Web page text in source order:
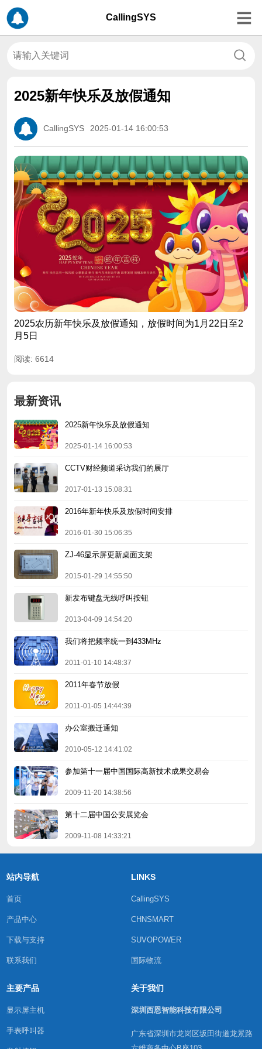
CallingSYS
2025新年快乐及放假通知
CallingSYS 2025-01-14 16:00:53
2025农历新年快乐及放假通知，放假时间为1月22日至2
月5日
阅读: 6614
最新资讯
2025新年快乐及放假通知
2025-01-14 16:00:53
CCTV财经频道采访我们的展厅
2017-01-13 15:08:31
2016年新年快乐及放假时间安排
2016-01-30 15:06:35
ZJ-46显示屏更新桌面支架
2015-01-29 14:55:50
新发布键盘无线呼叫按钮
2013-04-09 14:54:20
我们将把频率统一到433MHz
2011-01-10 14:48:37
2011年春节放假
2011-01-05 14:44:39
办公室搬迁通知
2010-05-12 14:41:02
参加第十一届中国国际高新技术成果交易会
2009-11-20 14:38:56
第十二届中国公安展览会
2009-11-08 14:33:21
站内导航
首页
产品中心
下载与支持
联系我们
LINKS
CallingSYS
CHNSMART
SUVOPOWER
国际物流
主要产品
显示屏主机
手表呼叫器
关于我们
深圳西恩智能科技有限公司
广东省深圳市龙岗区坂田街道龙景路